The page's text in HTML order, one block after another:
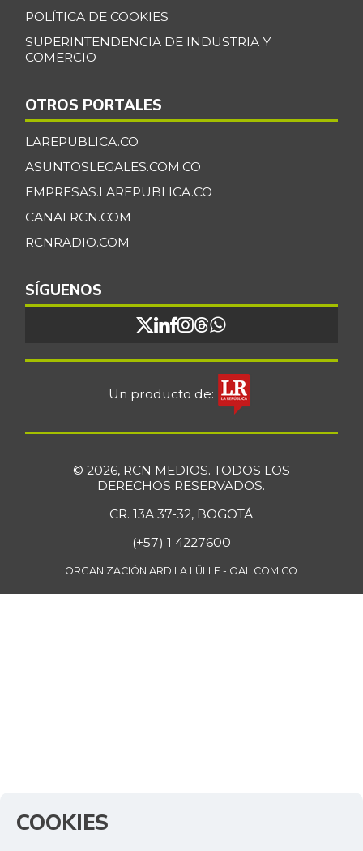
POLÍTICA DE COOKIES
SUPERINTENDENCIA DE INDUSTRIA Y
COMERCIO
OTROS PORTALES
LAREPUBLICA.CO
ASUNTOSLEGALES.COM.CO
EMPRESAS.LAREPUBLICA.CO
CANALRCN.COM
RCNRADIO.COM
SÍGUENOS
Un producto de:
© 2026, RCN MEDIOS. TODOS LOS
DERECHOS RESERVADOS.
CR. 13A 37-32, BOGOTÁ
(+57) 1 4227600
ORGANIZACIÓN ARDILA LÜLLE - OAL.COM.CO
COOKIES